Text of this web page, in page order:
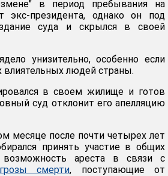
в период пребывания на
президента, однако он под
суда и скрылся в своей
унизительно, особенно если
влиятельных людей страны.
в своем жилище и готов
суд отклонит его апелляцию
месяце после почти четырех лет
принять участие в общих
ареста в связи с
смерти, поступающие от